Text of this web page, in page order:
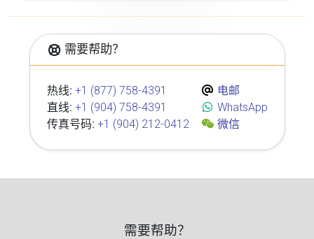
需要帮助？
热线: +1 (877) 758-4391
直线: +1 (904) 758-4391
传真号码: +1 (904) 212-0412
电邮
WhatsApp
微信
需要帮助？